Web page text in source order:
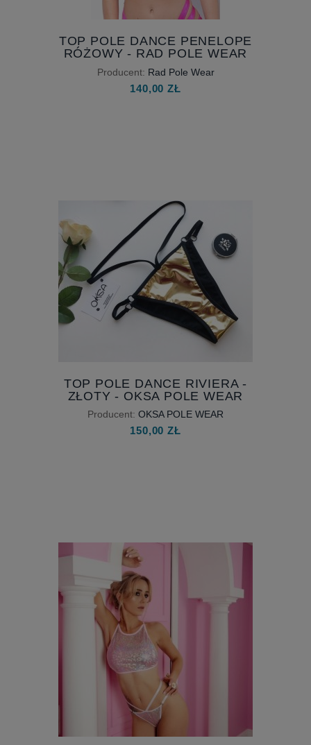
TOP POLE DANCE PENELOPE
RÓŻOWY - RAD POLE WEAR
Producent: Rad Pole Wear
140,00 ZŁ
TOP POLE DANCE RIVIERA -
ZŁOTY - OKSA POLE WEAR
Producent: OKSA POLE WEAR
150,00 ZŁ